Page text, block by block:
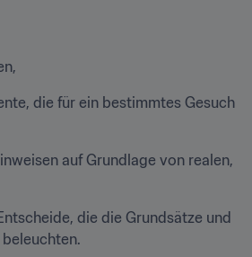
die für ein bestimmtes Gesuch
auf Grundlage von realen,
die die Grundsätze und